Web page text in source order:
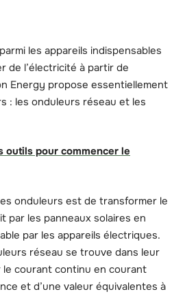
les appareils indispensables
de l’électricité à partir de
Energy propose essentiellement
: les onduleurs réseau et les
outils pour commencer le
onduleurs est de transformer le
par les panneaux solaires en
par les appareils électriques.
réseau se trouve dans leur
courant continu en courant
et d’une valeur équivalentes à